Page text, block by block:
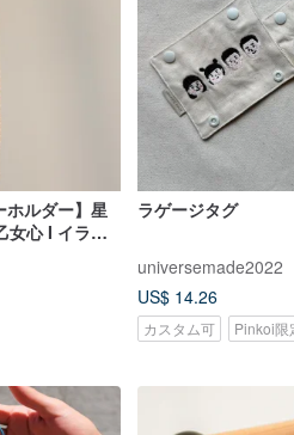
ホルダー】星
女心 I イラス
ラゲージタグ
universemade2022
US$ 14.26
カスタム可 Pinkoi限